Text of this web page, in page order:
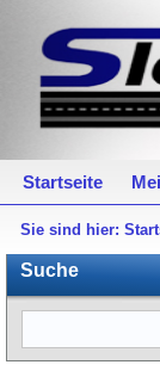
Startseite
Sie sind hier:
Suche